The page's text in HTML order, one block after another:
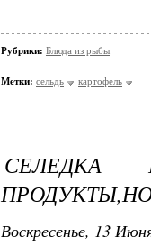
Рубрики: Блюда из рыбы
Метки: сельдь картофель
СЕЛЕДКА
Воскресенье, 13